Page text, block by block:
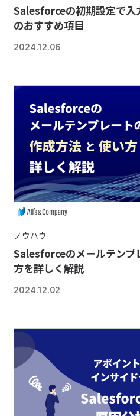
Salesforceの初期設定で入
のおすすめ項目
2024.12.06
ノウハウ
Salesforceのメールテンプ
方を詳しく解説
2024.12.02